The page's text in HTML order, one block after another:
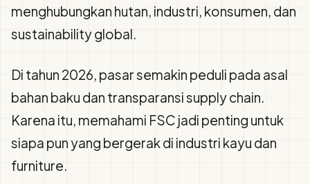
menghubungkan hutan, industri, konsumen, dan
sustainability global.
Di tahun 2026, pasar semakin peduli pada asal
bahan baku dan transparansi supply chain.
Karena itu, memahami FSC jadi penting untuk
siapa pun yang bergerak di industri kayu dan
furniture.